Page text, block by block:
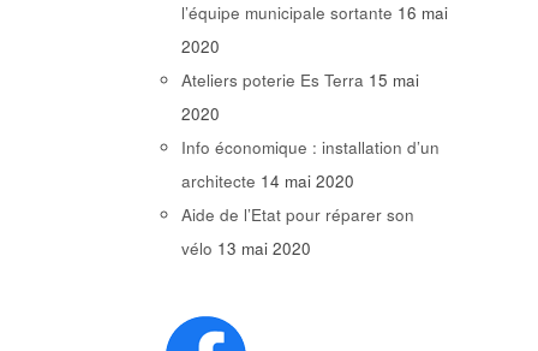
l’équipe municipale sortante 16 mai
2020
Ateliers poterie Es Terra 15 mai
2020
Info économique : installation d’un
architecte 14 mai 2020
Aide de l’Etat pour réparer son
vélo 13 mai 2020